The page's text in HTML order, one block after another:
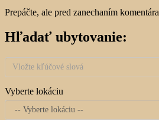
Prepáčte, ale pred zanechaním
Hľadať ubytovanie:
Vyberte lokáciu